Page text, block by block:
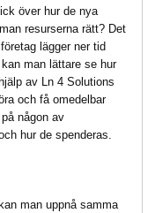
över hur de nya
resurserna rätt? Det
lägger ner tid
man lättare se hur
av Ln 4 Solutions
och få omedelbar
någon av
hur de spenderas.
man uppnå samma